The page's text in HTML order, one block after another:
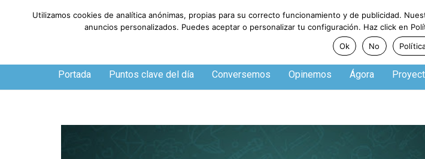
Viernes, 7 de agosto de 2026
Portada Puntos clave del día Conversemos Opinemos Ágora
Utilizamos cookies de analítica anónimas, propias para su correcto funcionamiento y de publicidad.
anuncios personalizados. Puedes aceptar o personalizar tu configuración. Haz click en
Ok
No